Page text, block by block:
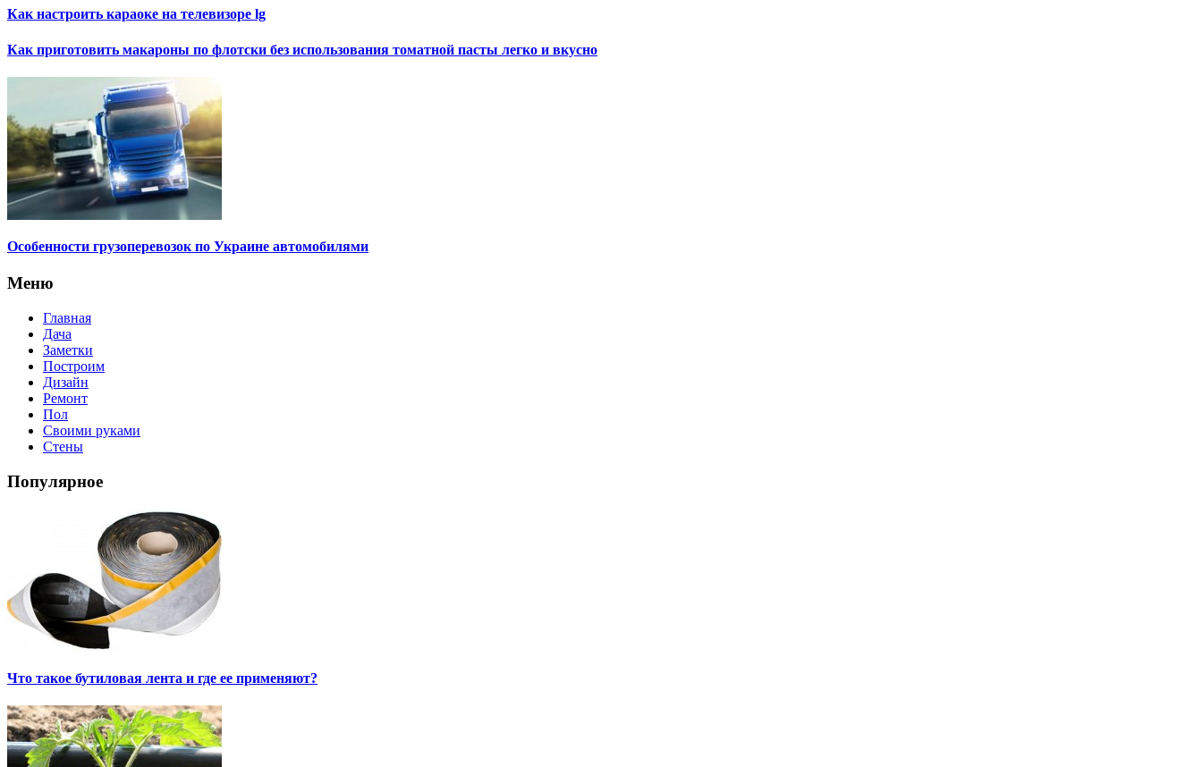
Как настроить караоке на телевизоре lg
Как приготовить макароны по флотски без использования томатной пасты легко и вкусно
Особенности грузоперевозок по Украине автомобилями
Меню
Главная
Дача
Заметки
Построим
Дизайн
Ремонт
Пол
Своими руками
Стены
Популярное
Что такое бутиловая лента и где ее применяют?